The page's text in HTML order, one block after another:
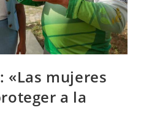
«Las mujeres
a la